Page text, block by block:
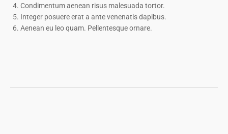
Condimentum aenean risus malesuada tortor.
Integer posuere erat a ante venenatis dapibus.
Aenean eu leo quam. Pellentesque ornare.